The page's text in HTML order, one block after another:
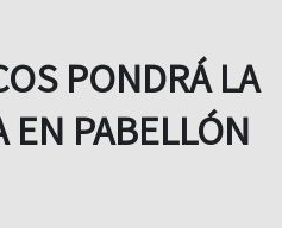
PONDRÁ LA
EN PABELLÓN